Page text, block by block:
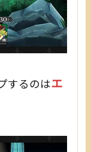
するのはエ